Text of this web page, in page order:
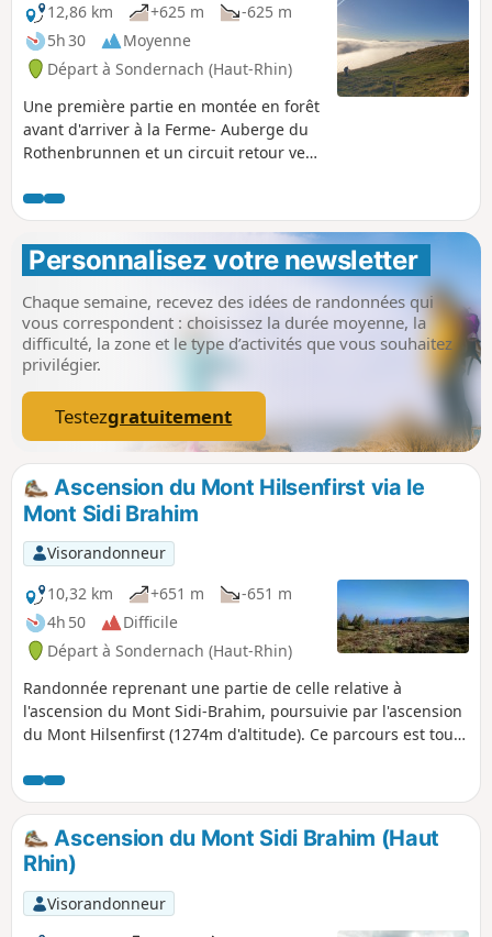
12,86 km
+625 m
-625 m
5h 30
Moyenne
Départ à Sondernach (Haut-Rhin)
Une première partie en montée en forêt
avant d'arriver à la Ferme- Auberge du
Rothenbrunnen et un circuit retour vers
panorama allant du Schnepfenried au
massif du Hohneck.
Personnalisez votre newsletter
Chaque semaine, recevez des idées de randonnées qui
vous correspondent : choisissez la durée moyenne, la
difficulté, la zone et le type d’activités que vous souhaitez
privilégier.
Testezgratuitement
Ascension du Mont Hilsenfirst via le
Mont Sidi Brahim
Visorandonneur
10,32 km
+651 m
-651 m
4h 50
Difficile
Départ à Sondernach (Haut-Rhin)
Randonnée reprenant une partie de celle relative à
l'ascension du Mont Sidi-Brahim, poursuivie par l'ascension
du Mont Hilsenfirst (1274m d'altitude). Ce parcours est tout
escarpés des magnifiques forêts vosgiennes, tout en
retrouvant avec respect et recueillement les lieux des faits
héroïques de la guerre de 14-18.
Ascension du Mont Sidi Brahim (Haut
Rhin)
Visorandonneur